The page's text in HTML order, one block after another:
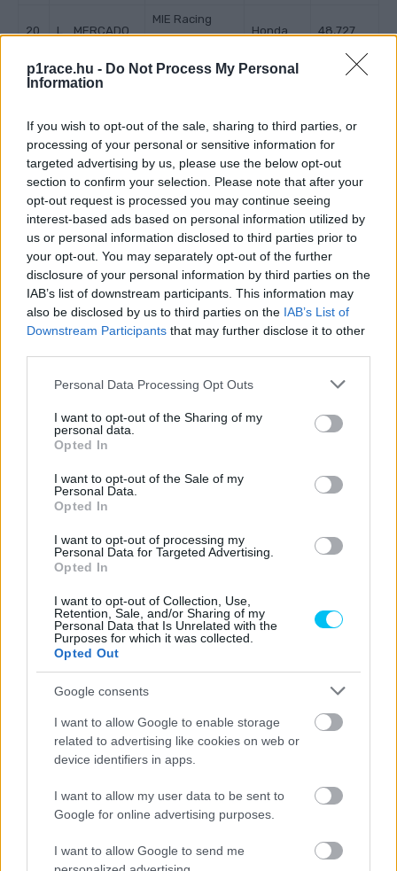
p1race.hu - Do Not Process My Personal
Information
If you wish to opt-out of the sale, sharing to third parties, or
processing of your personal or sensitive information for
targeted advertising by us, please use the below opt-out
section to confirm your selection. Please note that after your
opt-out request is processed you may continue seeing
interest-based ads based on personal information utilized by
us or personal information disclosed to third parties prior to
your opt-out. You may separately opt-out of the further
disclosure of your personal information by third parties on the
IAB’s list of downstream participants. This information may
also be disclosed by us to third parties on the IAB’s List of
Downstream Participants that may further disclose it to other
Please note that this website/app uses one or more Google
not limited to your visit or usage behaviour. You may click to
grant or deny consent to Google and its third-party tags to
use your data for below specified purposes in below Google
consent section.
Personal Data Processing Opt Outs
I want to opt-out of the Sharing of my
personal data.
Opted In
I want to opt-out of the Sale of my
Personal Data.
Opted In
I want to opt-out of processing my
Personal Data for Targeted Advertising.
Opted In
I want to opt-out of Collection, Use,
Retention, Sale, and/or Sharing of my
Personal Data that Is Unrelated with the
Purposes for which it was collected.
Opted Out
Google consents
I want to allow Google to enable storage
related to advertising like cookies on web or
device identifiers in apps.
I want to allow my user data to be sent to
Google for online advertising purposes.
I want to allow Google to send me
20 L. MERCADO
MIE Racing
Honda 48,727
21 K. NOZANE
GYTR GRT
22 I. LECUONA Team HRC Honda 106,148
23 O. KONIG Orelac Racing
Kawasak
i
113,116
Nem ért célba:
A. BASSANI
Motocorsa
Ducati 17 kör
L. HASLAM
TPR Team
Pedercini
Kawasak
i
L. MAHIAS
Kawasaki
Kawasak
19 kör
CIMKÉK Álvaro Bautista
Portimao
Toprak Razgatlioglu
Portimão: Az elképesztően
izgalmas futamot Aegerter
húzta be, Sebestyén a top10-
ből bukott
Portimao: Mirko Gennai első
győzelmét szerezte
Dányi Gyöngyi